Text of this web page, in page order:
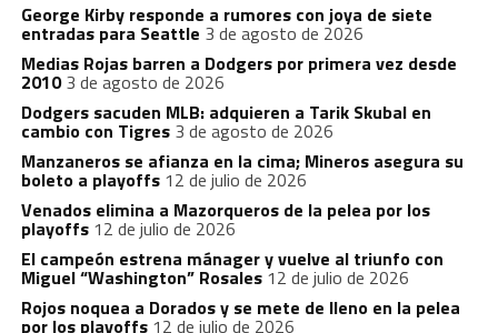
George Kirby responde a rumores con joya de siete
entradas para Seattle 3 de agosto de 2026
Medias Rojas barren a Dodgers por primera vez desde
2010 3 de agosto de 2026
Dodgers sacuden MLB: adquieren a Tarik Skubal en
cambio con Tigres 3 de agosto de 2026
Manzaneros se afianza en la cima; Mineros asegura su
boleto a playoffs 12 de julio de 2026
Venados elimina a Mazorqueros de la pelea por los
playoffs 12 de julio de 2026
El campeón estrena mánager y vuelve al triunfo con
Miguel “Washington” Rosales 12 de julio de 2026
Rojos noquea a Dorados y se mete de lleno en la pelea
por los playoffs 12 de julio de 2026